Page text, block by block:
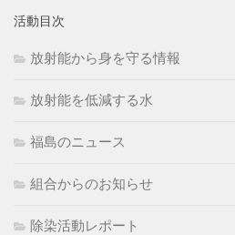
活動目次
放射能から身を守る情報
放射能を低減する水
福島のニュース
組合からのお知らせ
除染活動レポート